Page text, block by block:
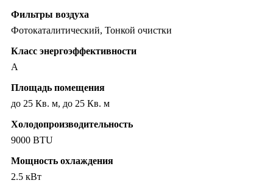
Фильтры воздуха
Фотокаталитический, Тонкой очистки
Класс энергоэффективности
A
Площадь помещения
до 25 Кв. м, до 25 Кв. м
Холодопроизводительность
9000 BTU
Мощность охлаждения
2.5 кВт